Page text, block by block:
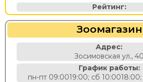
Рейтинг:
Зоомагазин
Адрес:
Зосимовская ул., 40
График работы:
пн-пт 09:0019:00; сб